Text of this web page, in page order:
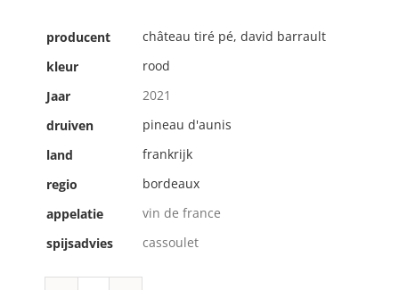
producent
château tiré pé, david barrault
kleur
rood
Jaar
2021
druiven
pineau d'aunis
land
frankrijk
regio
bordeaux
appelatie
vin de france
spijsadvies
cassoulet